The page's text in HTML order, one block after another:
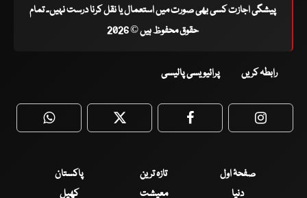
پیشگی اجازت کسی بھی صورت میں استعمال یا نقل کرنا درست نہیں۔ تمام
حقوق محفوظ ہیں © 2026
رابطہ کریں پرائیویسی پالیسی
WhatsApp Twitter Facebook
صفحۂ اول تازہ ترین
پاکستان
دنیا
معیشت کھیل